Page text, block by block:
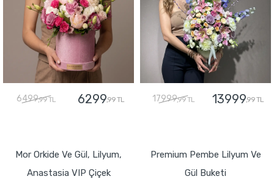
6499,99 TL 6299,99 TL 17999,99 TL 13999,99 TL
Mor Orkide Ve Gül, Lilyum,
Anastasia VIP Çiçek
Premium Pembe Lilyum Ve
Gül Buketi